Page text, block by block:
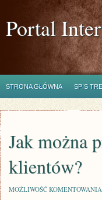
Portal
STRONA GŁÓWNA SPIS
Jak można
klientów?
MOŻLIWOŚĆ KOMENTOWANIA